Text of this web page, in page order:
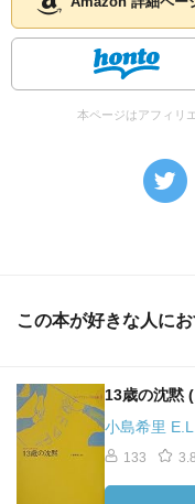
本ページはアフィリ
この本が好きな人に
13歳の沈黙
小島希里
133